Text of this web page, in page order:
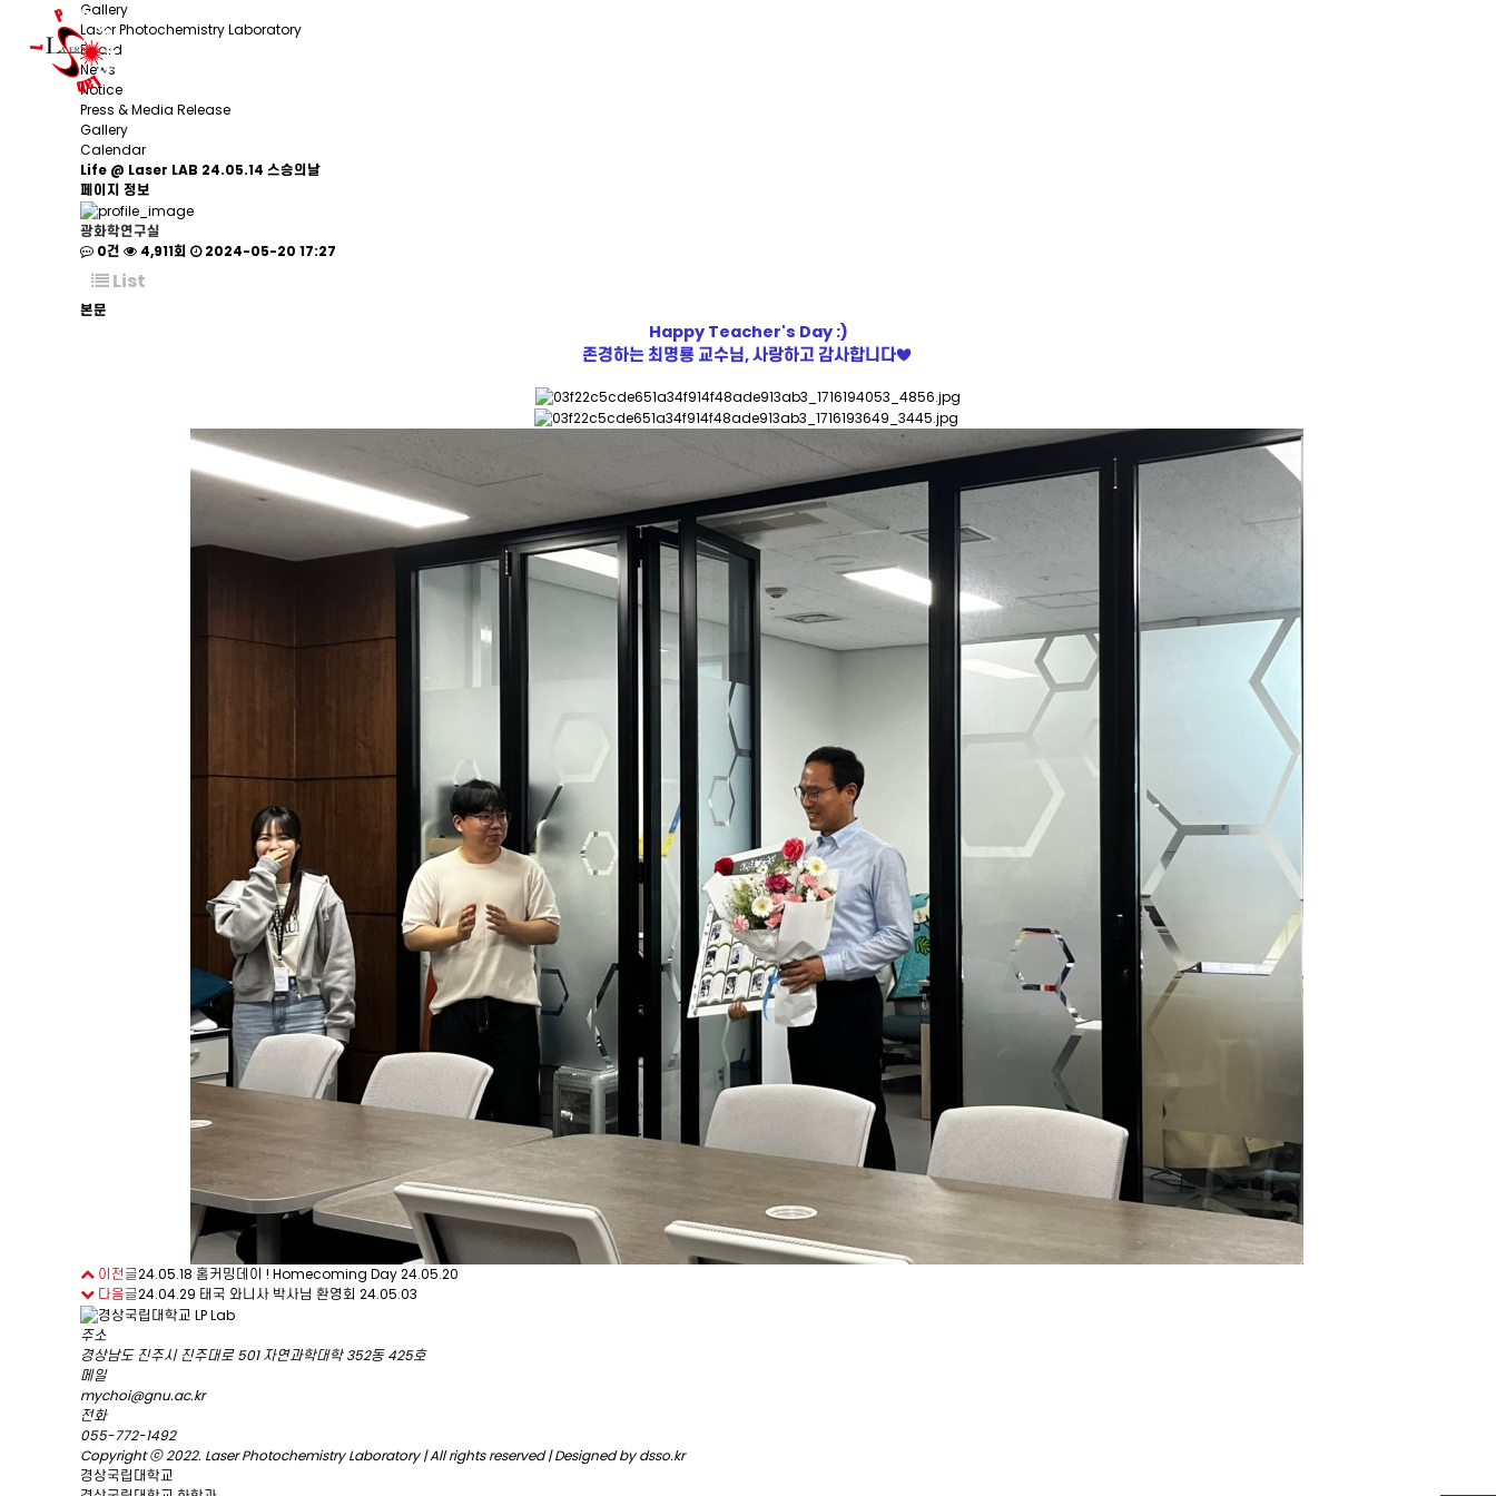
Gallery
Laser Photochemistry Laboratory
Board
News
Notice
Press & Media Release
Gallery
Calendar
Life @ Laser LAB 24.05.14 스승의날
페이지 정보
광화학연구실
0건
4,911회 2024-05-20 17:27
List
본문
Happy Teacher's Day :)
존경하는 최명룡 교수님, 사랑하고 감사합니다♥
이전글24.05.18 홈커밍데이 ! Homecoming Day24.05.20
다음글24.04.29 태국 와니사 박사님 환영회 24.05.03
주소
경상남도 진주시 진주대로 501 자연과학대학 352동 425호
메일
mychoi@gnu.ac.kr
전화
055-772-1492
Copyright ⓒ 2022. Laser Photochemistry Laboratory| All rights reserved | Designed bydsso.kr
경상국립대학교